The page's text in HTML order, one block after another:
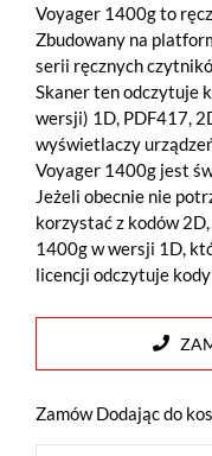
Voyager 1400g to
Zbudowany na
serii ręcznych
Skaner ten odczytuje
wersji) 1D, PDF417,
wyświetlaczy
Voyager 1400g jest
Jeżeli obecnie nie
korzystać z kodów
1400g w wersji 1D,
licencji odczytuje
Zamów Dodając do